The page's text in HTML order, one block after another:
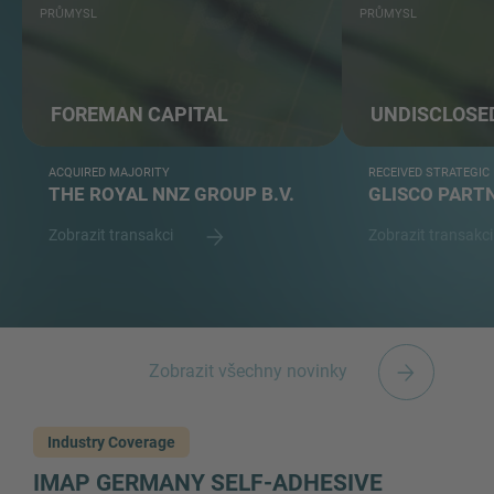
PRŮMYSL
FOREMAN CAPITAL
ACQUIRED MAJORITY
THE ROYAL NNZ GROUP B.V.
Zobrazit transakci
PRŮMYSL
RECEIVED
GLISCO
Zobrazit
Zobrazit všechny novinky
Industry Coverage
IMAP GERMANY SELF-ADHESIVE